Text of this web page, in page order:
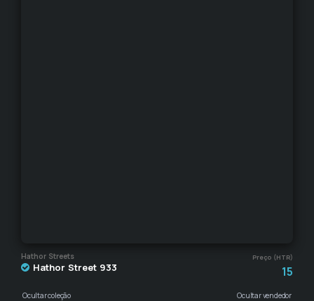
Hathor Streets Preço (HTR)
Hathor Street 933 15
Ocultar coleção Ocultar vendedor